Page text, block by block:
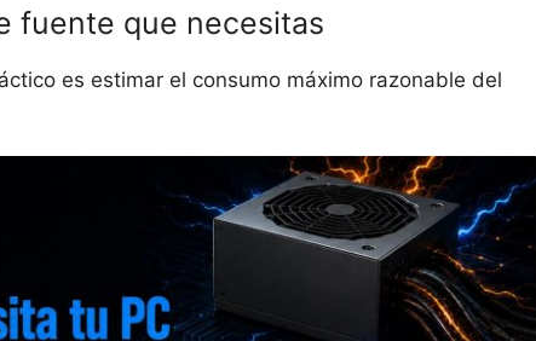
fuente que necesitas
es estimar el consumo máximo razonable del